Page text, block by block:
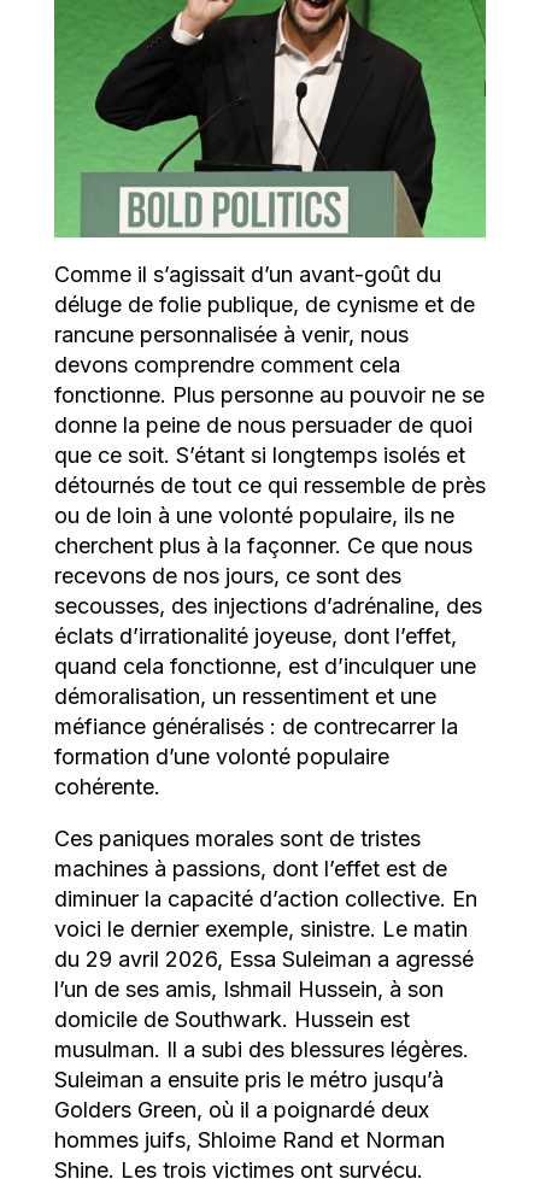
Comme il s’agissait d’un avant-goût du
déluge de folie publique, de cynisme et de
rancune personnalisée à venir, nous
devons comprendre comment cela
fonctionne. Plus personne au pouvoir ne se
donne la peine de nous persuader de quoi
que ce soit. S’étant si longtemps isolés et
détournés de tout ce qui ressemble de près
ou de loin à une volonté populaire, ils ne
cherchent plus à la façonner. Ce que nous
recevons de nos jours, ce sont des
secousses, des injections d’adrénaline, des
éclats d’irrationalité joyeuse, dont l’effet,
quand cela fonctionne, est d’inculquer une
démoralisation, un ressentiment et une
méfiance généralisés : de contrecarrer la
formation d’une volonté populaire
cohérente.
Ces paniques morales sont de tristes
machines à passions, dont l’effet est de
diminuer la capacité d’action collective. En
voici le dernier exemple, sinistre. Le matin
du 29 avril 2026, Essa Suleiman a agressé
l’un de ses amis, Ishmail Hussein, à son
domicile de Southwark. Hussein est
musulman. Il a subi des blessures légères.
Suleiman a ensuite pris le métro jusqu’à
Golders Green, où il a poignardé deux
hommes juifs, Shloime Rand et Norman
Shine. Les trois victimes ont survécu.